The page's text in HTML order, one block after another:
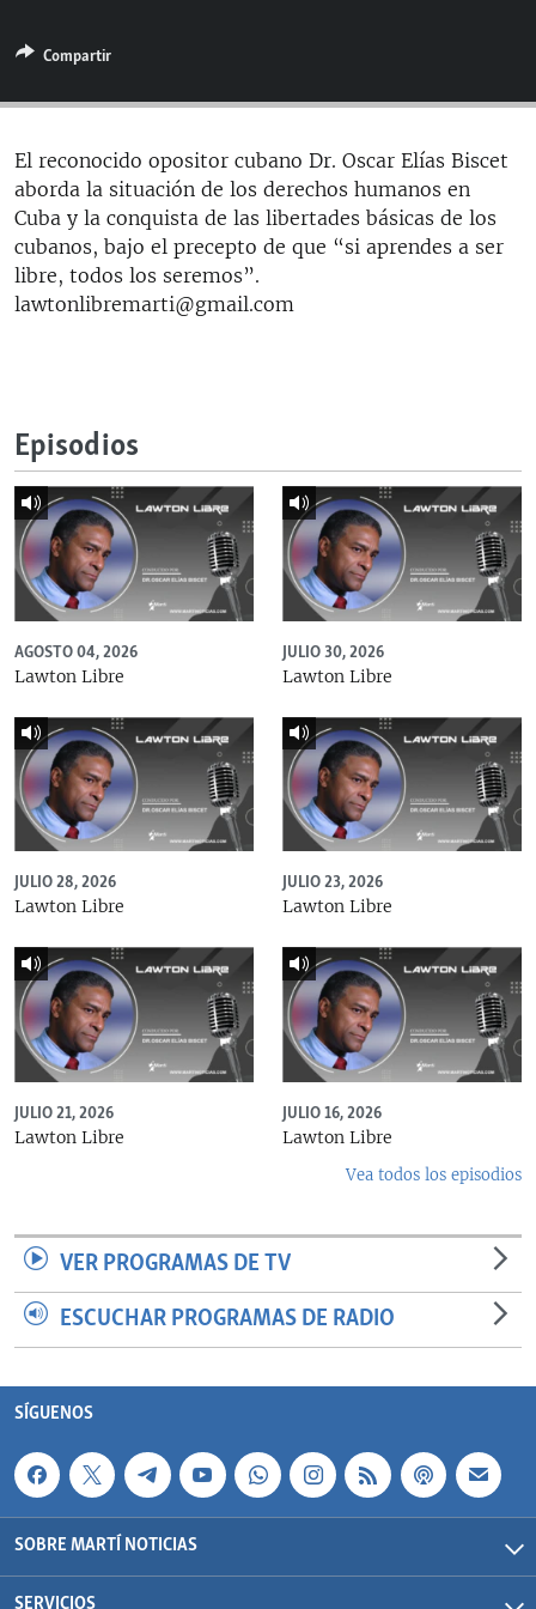
ESPECIALES
ESPECIALES
LA REALIDAD DE LA VIVIENDA EN CUBA
SER VIEJO EN CUBA
KENTU-CUBANO
LOS SANTOS DE HIALEAH
DESINFORMACIÓN RUSA EN AMÉRICA LATINA
MULTIMEDIA
EDITORIALES
SÍGUENOS
Compartir
El reconocido opositor cubano Dr. Oscar Elías Biscet
aborda la situación de los derechos humanos en
Cuba y la conquista de las libertades básicas de los
cubanos, bajo el precepto de que “si aprendes a ser
libre, todos los seremos”.
lawtonlibremarti@gmail.com
Episodios
AGOSTO 04, 2026
Lawton Libre
JULIO 30, 2026
Lawton Libre
JULIO 28, 2026
Lawton Libre
JULIO 23, 2026
Lawton Libre
JULIO 21, 2026
Lawton Libre
JULIO 16, 2026
Lawton Libre
Vea todos los episodios
VER PROGRAMAS DE TV
ESCUCHAR PROGRAMAS DE RADIO
SÍGUENOS
SOBRE MARTÍ NOTICIAS
SERVICIOS